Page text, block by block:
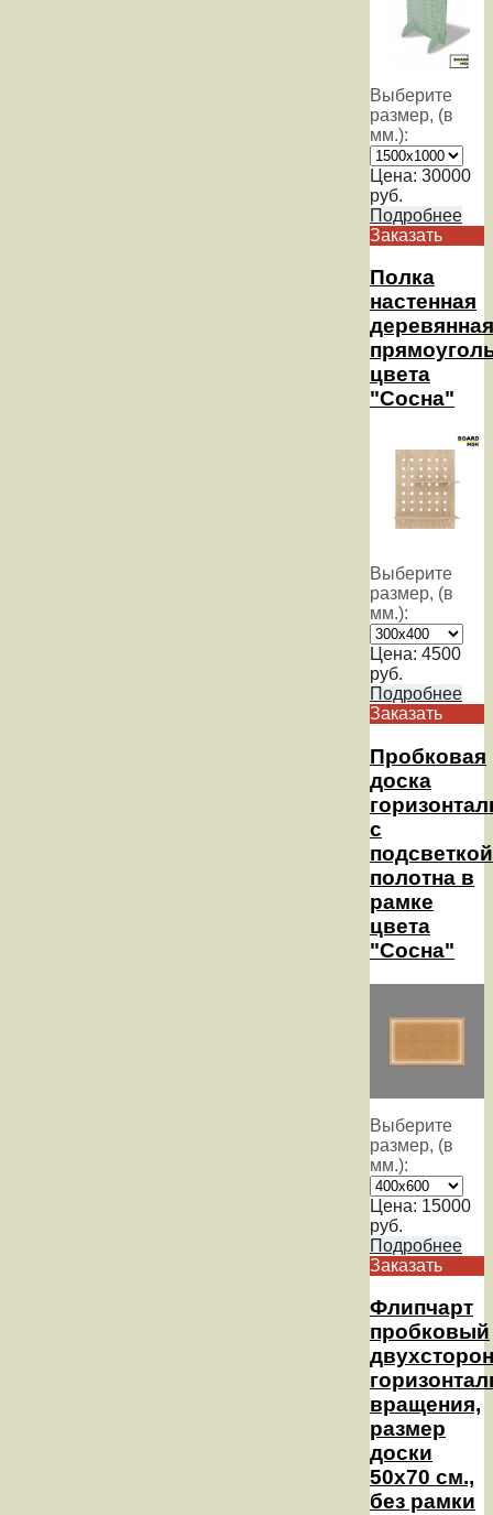
Выберите
размер, (в
мм.):
Цена: 30000
руб.
Подробнее
Заказать
Полка
настенная
деревянная
цвета
"Сосна"
Выберите
размер, (в
мм.):
Цена: 4500
руб.
Подробнее
Заказать
Пробковая
доска
с
подсветкой
полотна в
рамке
цвета
"Сосна"
Выберите
размер, (в
мм.):
Цена: 15000
руб.
Подробнее
Заказать
Флипчарт
пробковый
вращения,
размер
доски
50х70 см.,
без рамки